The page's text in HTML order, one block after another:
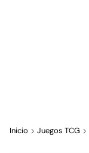
Inicio Juegos TCG